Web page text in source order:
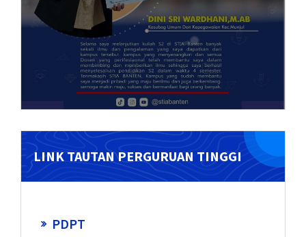
LINK TAUTAN PERGURUAN TINGGI
PDPT